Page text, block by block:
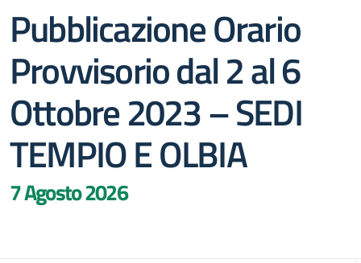
Pubblicazione Orario
Provvisorio dal 2 al 6
Ottobre 2023 – SEDI
TEMPIO E OLBIA
7 Agosto 2026